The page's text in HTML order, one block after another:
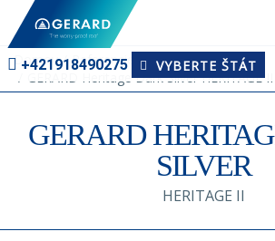
+421918­490275 VYBERTE ŠTÁT
Domov
Referencie GERARD
GERARD Heritage Dark Silver HERITAGE II
GERARD
SILVER
HERITAGE II